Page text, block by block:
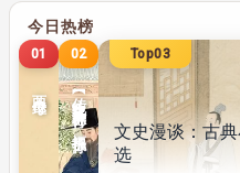
01
传统文化
阅
02
【传统文化】修养德行 福报子孙
传统文
阅
Top03
文史漫谈：古
选